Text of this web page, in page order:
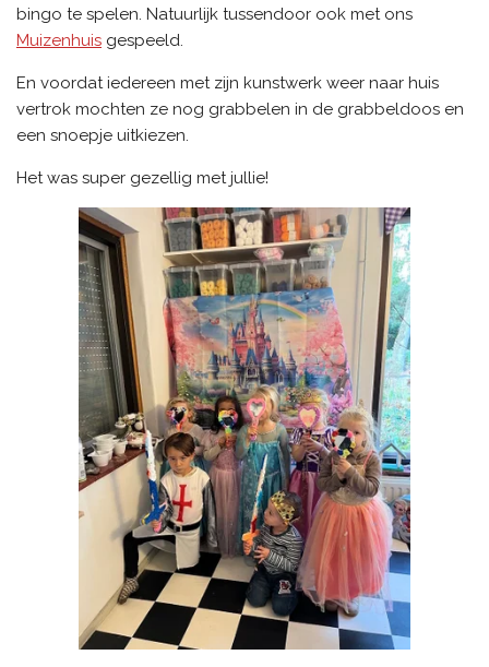
bingo te spelen. Natuurlijk tussendoor ook met ons
Muizenhuis gespeeld.
En voordat iedereen met zijn kunstwerk weer naar huis
vertrok mochten ze nog grabbelen in de grabbeldoos en
een snoepje uitkiezen.
Het was super gezellig met jullie!